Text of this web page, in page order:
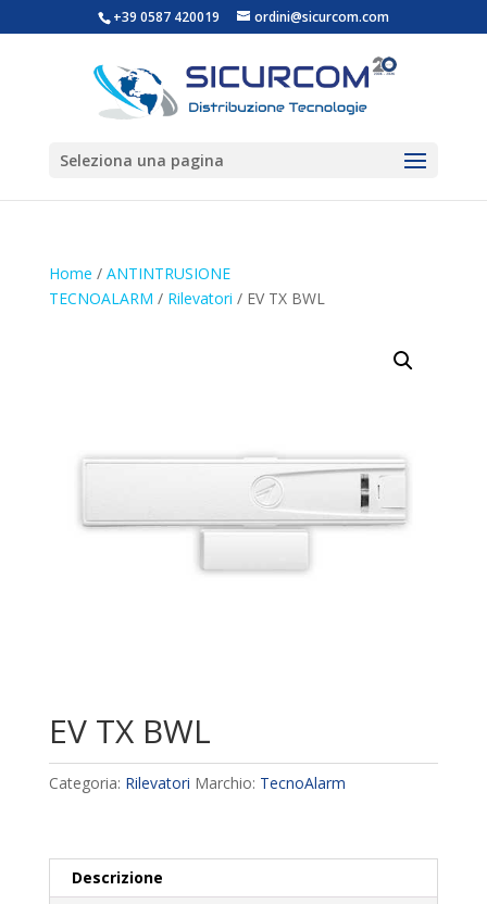
+39 0587 420019 ordini@sicurcom.com
Seleziona una pagina
Home / ANTINTRUSIONE
TECNOALARM / Rilevatori / EV TX BWL
EV TX BWL
Categoria: Rilevatori Marchio: TecnoAlarm
Descrizione